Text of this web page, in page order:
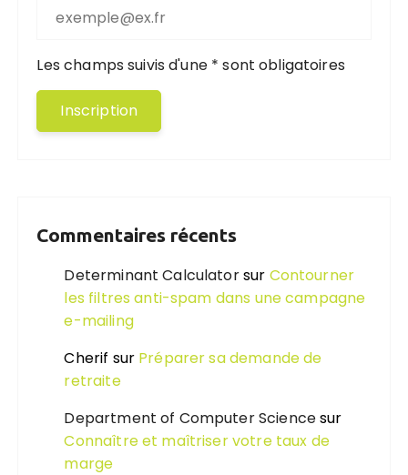
Les champs suivis d'une * sont obligatoires
Commentaires récents
Determinant Calculatorsur Contourner
les filtres anti-spam dans une campagne
e-mailing
Cherif sur Préparer sa demande de
retraite
Department of Computer Sciencesur
Connaître et maîtriser votre taux de
marge